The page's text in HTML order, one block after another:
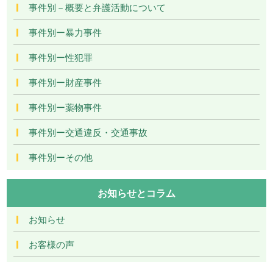
事件別－概要と弁護活動について
事件別ー暴力事件
事件別ー性犯罪
事件別ー財産事件
事件別ー薬物事件
事件別ー交通違反・交通事故
事件別ーその他
お知らせとコラム
お知らせ
お客様の声